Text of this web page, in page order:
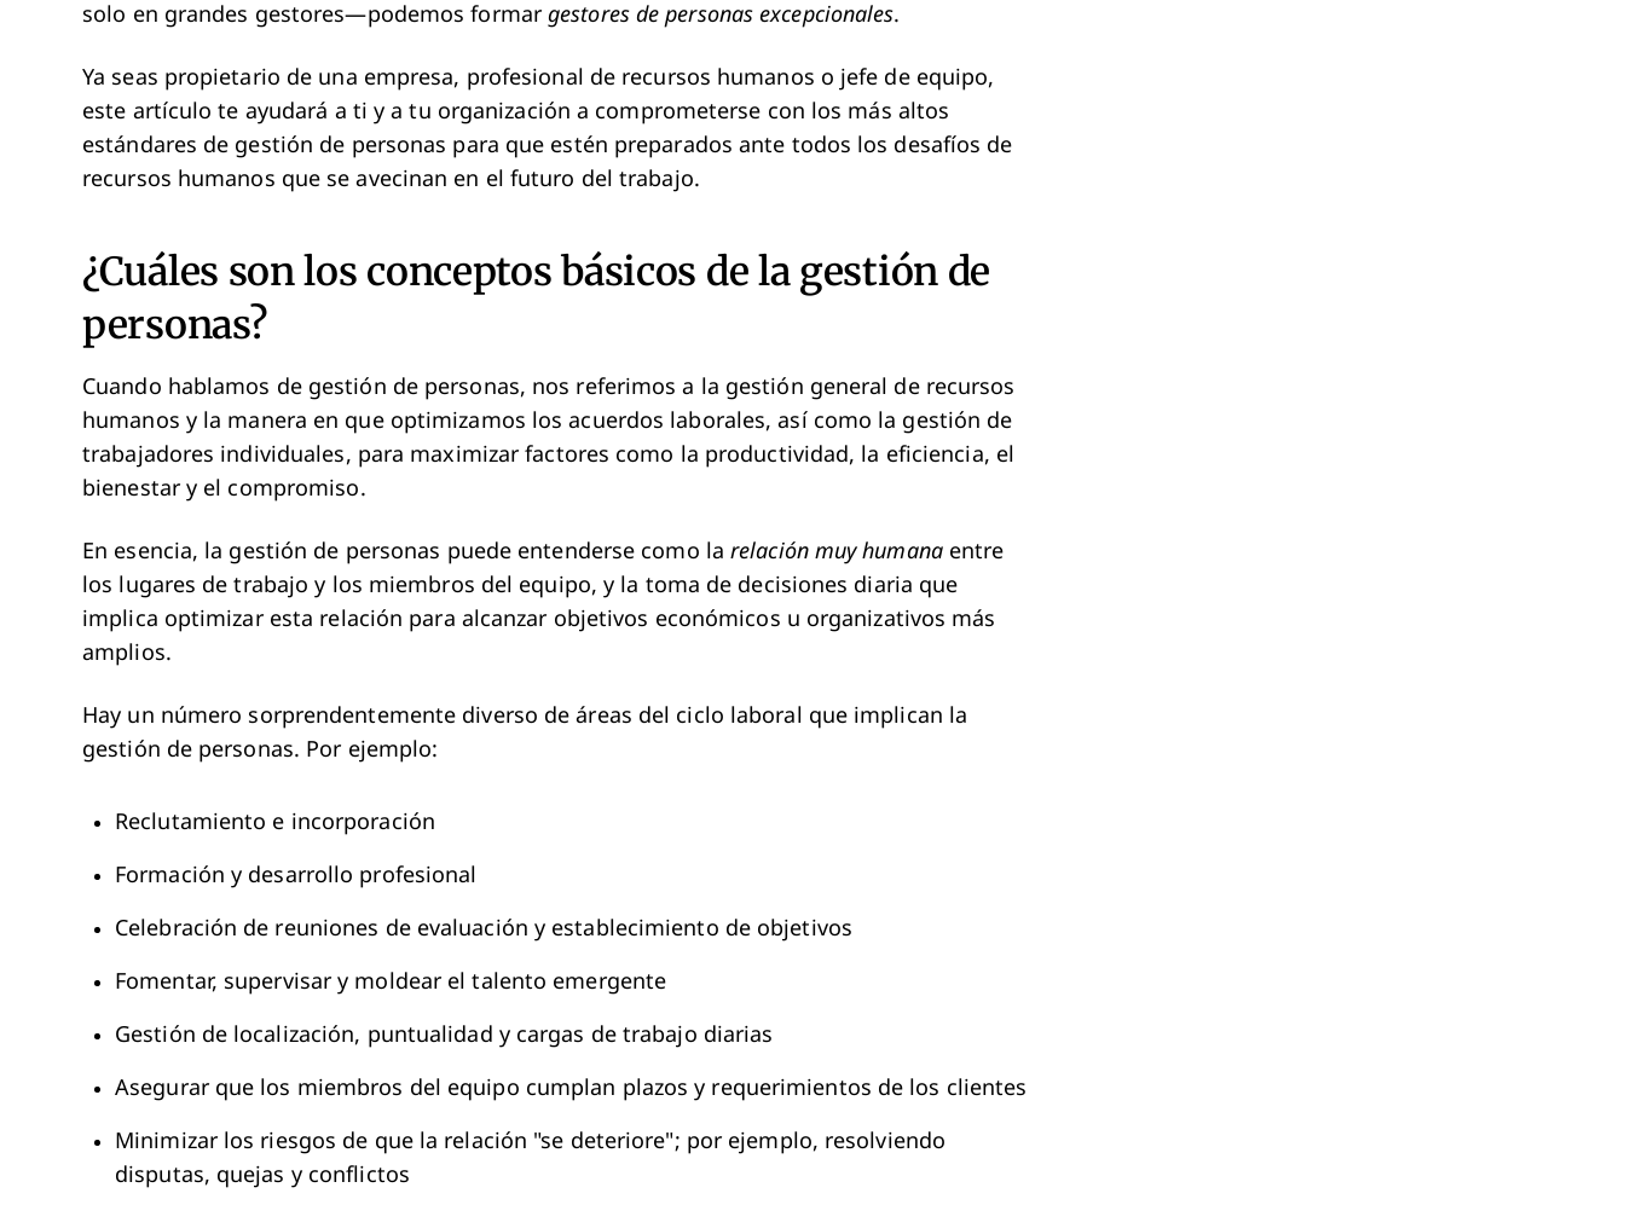
solo en grandes gestores—podemos formargestores de personas excepcionales.
Ya seas propietario de una empresa, profesional de recursos humanos o jefe de equipo,
este artículo te ayudará a ti y a tu organización a comprometerse con los más altos
estándares de gestión de personas para que estén preparados ante todos los desafíos de
recursos humanos que se avecinan en el futuro del trabajo.
¿Cuáles son los conceptos básicos de la gestión de
personas?
Cuando hablamos de gestión de personas, nos referimos a la gestión general de recursos
humanos y la manera en que optimizamos los acuerdos laborales, así como la gestión de
trabajadores individuales, para maximizar factores como la productividad, la eficiencia, el
bienestar y el compromiso.
En esencia, la gestión de personas puede entenderse como la relación muy humanaentre
los lugares de trabajo y los miembros del equipo, y la toma de decisiones diaria que
implica optimizar esta relación para alcanzar objetivos económicos u organizativos más
amplios.
Hay un número sorprendentemente diverso de áreas del ciclo laboral que implican la
gestión de personas. Por ejemplo:
Reclutamiento e incorporación
Formación y desarrollo profesional
Celebración de reuniones de evaluación y establecimiento de objetivos
Fomentar, supervisar y moldear el talento emergente
Gestión de localización, puntualidad y cargas de trabajo diarias
Asegurar que los miembros del equipo cumplan plazos y requerimientos de los clientes
Minimizar los riesgos de que la relación "se deteriore"; por ejemplo, resolviendo
disputas, quejas y conflictos